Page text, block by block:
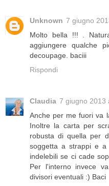
Unknown 7 giugno
Molto bella !!! .
aggiungere qualche
decoupage. baciii
Rispondi
Claudia 7 giugno 2013
Anche per me fuori va
Inoltre la carta per
robusta di quella per
soggetta a strappi e
indelebili se ci cade
Per l'interno invece
divisori eventuali :) Baci